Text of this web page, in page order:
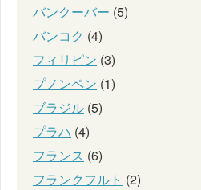
バンクーバー (5)
バンコク (4)
フィリピン (3)
プノンペン (1)
ブラジル (5)
プラハ (4)
フランス (6)
フランクフルト (2)